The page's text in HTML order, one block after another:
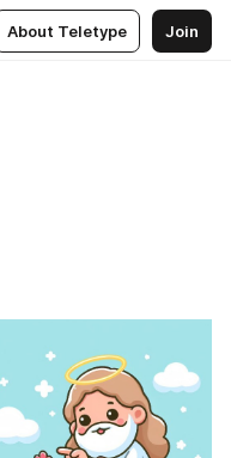
About Teletype Join